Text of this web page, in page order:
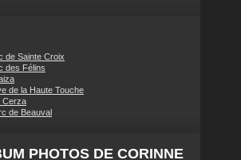
de Sainte Croix
des Félins
de la Haute Touche
Cerza
de Beauval
PHOTOS DE CORINNE